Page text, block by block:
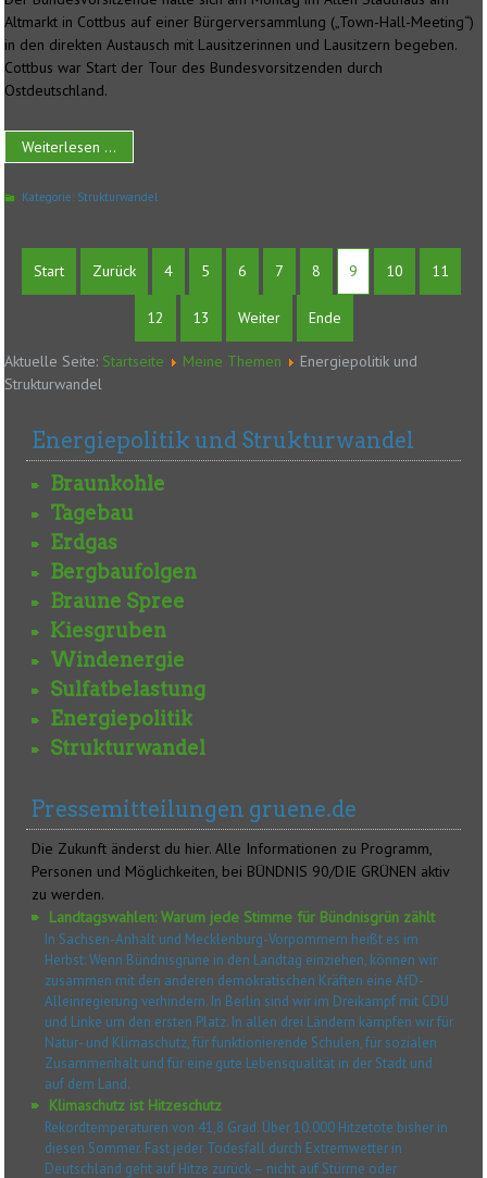
Altmarkt in Cottbus auf einer Bürgerversammlung („Town-Hall-Meeting“)
in den direkten Austausch mit Lausitzerinnen und Lausitzern begeben.
Cottbus war Start der Tour des Bundesvorsitzenden durch
Ostdeutschland.
Weiterlesen ...
Kategorie: Strukturwandel
Start Zurück 4 5 6 7 8 9 10 11
12 13 Weiter Ende
Aktuelle Seite: Startseite Meine Themen
Energiepolitik und
Strukturwandel
Energiepolitik und Strukturwandel
Braunkohle
Tagebau
Erdgas
Bergbaufolgen
Braune Spree
Kiesgruben
Windenergie
Sulfatbelastung
Energiepolitik
Strukturwandel
Pressemitteilungen gruene.de
Die Zukunft änderst du hier. Alle Informationen zu Programm,
Personen und Möglichkeiten, bei BÜNDNIS 90/DIE GRÜNEN aktiv
zu werden.
Landtagswahlen: Warum jede Stimme für Bündnisgrün zählt
In Sachsen-Anhalt und Mecklenburg-Vorpommern heißt es im
Herbst: Wenn Bündnisgrüne in den Landtag einziehen, können wir
zusammen mit den anderen demokratischen Kräften eine AfD-
Alleinregierung verhindern. In Berlin sind wir im Dreikampf mit CDU
und Linke um den ersten Platz. In allen drei Ländern kämpfen wir für
Natur- und Klimaschutz, für funktionierende Schulen, für sozialen
Zusammenhalt und für eine gute Lebensqualität in der Stadt und
auf dem Land.
Klimaschutz ist Hitzeschutz
Rekordtemperaturen von 41,8 Grad. Über 10.000 Hitzetote bisher in
diesen Sommer. Fast jeder Todesfall durch Extremwetter in
Deutschland geht auf Hitze zurück – nicht auf Stürme oder